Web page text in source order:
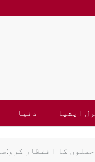
ایشیا دنیا
کا انتظار